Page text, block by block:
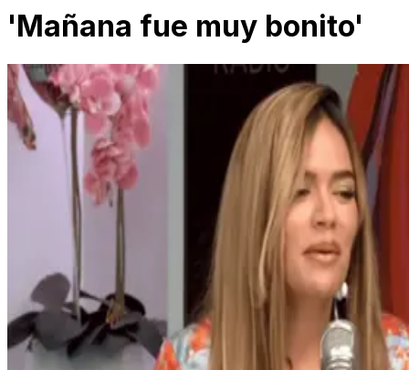
'Mañana fue muy bonito'